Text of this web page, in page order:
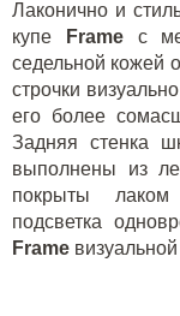
Лаконично и
купе
Frame
с
седельной кожей
строчки
его более
Задняя стенка
выполнены из
покрыты лаком
подсветка
Frame